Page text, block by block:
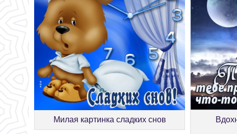
Милая картинка сладких снов